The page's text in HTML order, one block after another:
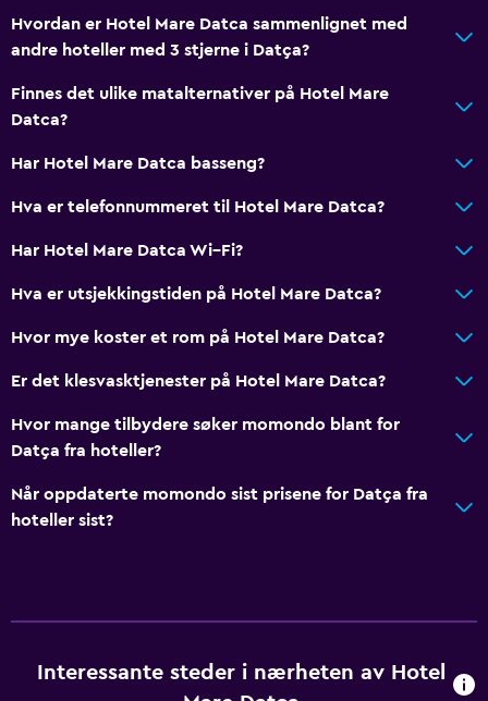
Hvordan er Hotel Mare Datca sammenlignet med
andre hoteller med 3 stjerne i Datça?
Finnes det ulike matalternativer på Hotel Mare
Datca?
Har Hotel Mare Datca basseng?
Hva er telefonnummeret til Hotel Mare Datca?
Har Hotel Mare Datca Wi–Fi?
Hva er utsjekkingstiden på Hotel Mare Datca?
Hvor mye koster et rom på Hotel Mare Datca?
Er det klesvasktjenester på Hotel Mare Datca?
Hvor mange tilbydere søker momondo blant for
Datça fra hoteller?
Når oppdaterte momondo sist prisene for Datça fra
hoteller sist?
Interessante steder i nærheten av Hotel